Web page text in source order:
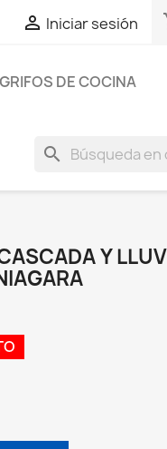
 Iniciar sesión
GRIFOS DE COCINA
search
Y